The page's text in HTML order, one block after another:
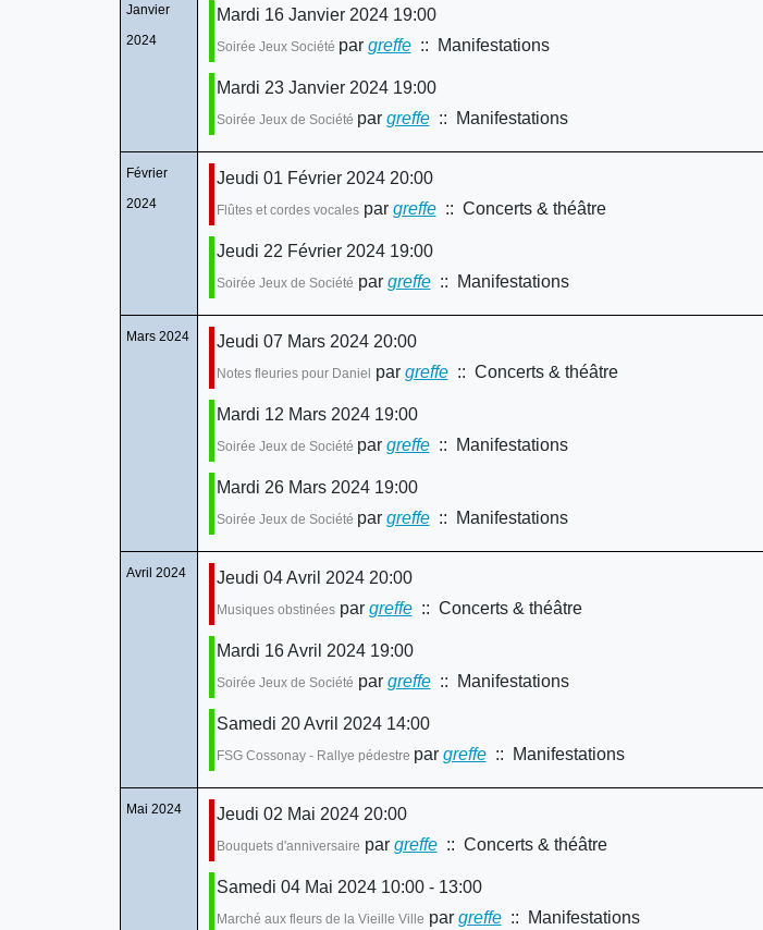
Janvier
2024
Mardi 16 Janvier 2024 19:00
Soirée Jeux Société par greffe:: Manifestations
Mardi 23 Janvier 2024 19:00
Soirée Jeux de Société par greffe:: Manifestations
Février
2024
Jeudi 01 Février 2024 20:00
Flûtes et cordes vocalespar greffe:: Concerts & théâtre
Jeudi 22 Février 2024 19:00
Soirée Jeux de Société par greffe:: Manifestations
Mars 2024 Jeudi 07 Mars 2024 20:00
Notes fleuries pour Daniel par greffe:: Concerts & théâtre
Mardi 12 Mars 2024 19:00
Soirée Jeux de Société par greffe:: Manifestations
Mardi 26 Mars 2024 19:00
Soirée Jeux de Société par greffe:: Manifestations
Avril 2024 Jeudi 04 Avril 2024 20:00
Musiques obstinéespar greffe:: Concerts & théâtre
Mardi 16 Avril 2024 19:00
Soirée Jeux de Société par greffe:: Manifestations
Samedi 20 Avril 2024 14:00
FSG Cossonay - Rallye pédestre par greffe:: Manifestations
Mai 2024 Jeudi 02 Mai 2024 20:00
Bouquets d'anniversaire par greffe:: Concerts & théâtre
Samedi 04 Mai 2024 10:00 - 13:00
Marché aux fleurs de la Vieille Ville par greffe:: Manifestations